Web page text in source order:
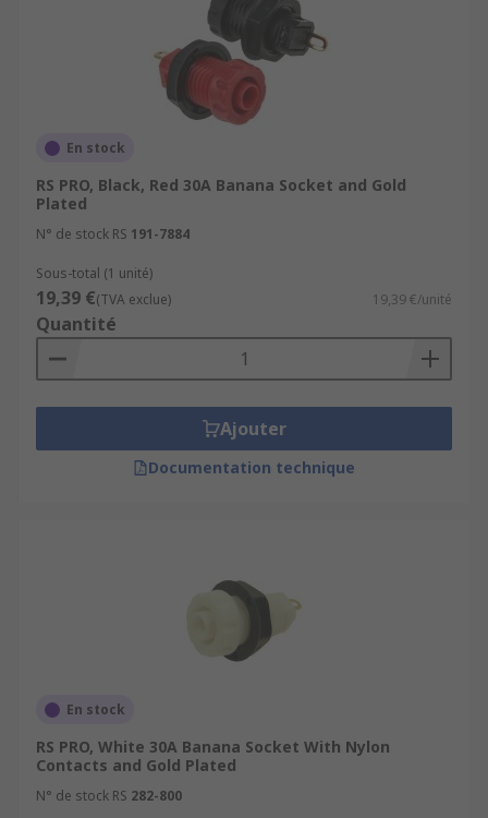
En stock
RS PRO, Black, Red 30A Banana Socket and Gold
Plated
N° de stock RS 191-7884
Sous-total (1 unité)
19,39 €(TVA exclue) 19,39 €/unité
Quantité
Ajouter
Documentation technique
En stock
RS PRO, White 30A Banana Socket With Nylon
Contacts and Gold Plated
N° de stock RS 282-800